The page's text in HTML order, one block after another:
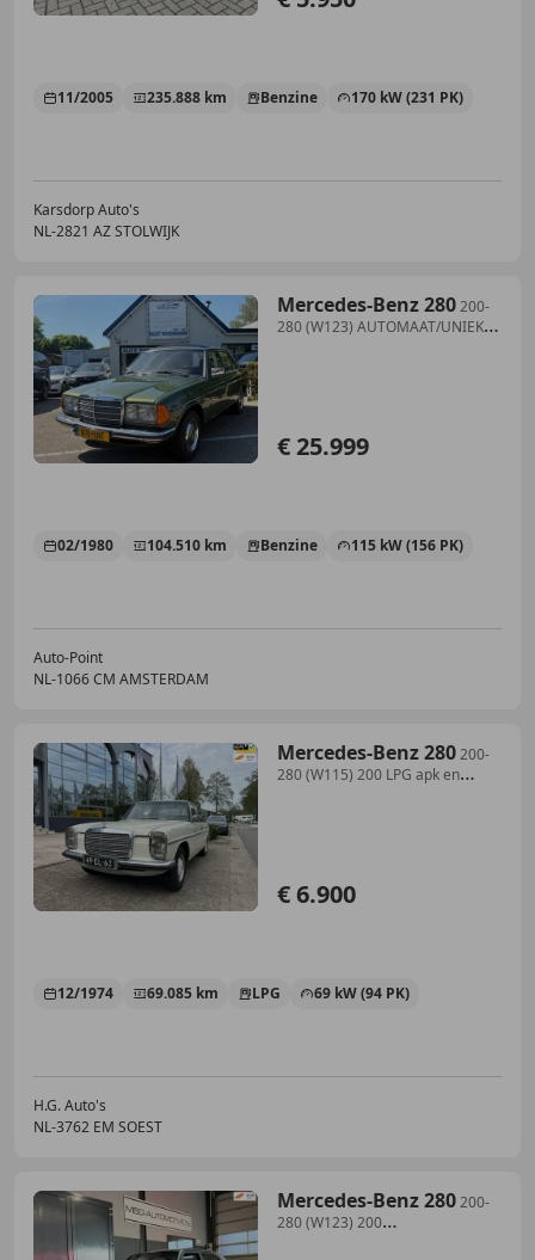
11/2005 235.888 km Benzine 170 kW (231 PK)
Karsdorp Auto's
NL-2821 AZ STOLWIJK
Mercedes-Benz 280200-
280 (W123) AUTOMAAT/UNIEK
€ 25.999
02/1980 104.510 km Benzine 115 kW (156 PK)
Auto-Point
NL-1066 CM AMSTERDAM
Mercedes-Benz 280200-
280 (W115) 200 LPG apk en
€ 6.900
12/1974 69.085 km LPG 69 kW (94 PK)
H.G. Auto's
NL-3762 EM SOEST
Mercedes-Benz 280200-
280 (W123) 200